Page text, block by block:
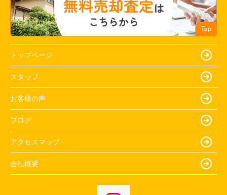
トップページ
スタッフ
お客様の声
ブログ
アクセスマップ
会社概要